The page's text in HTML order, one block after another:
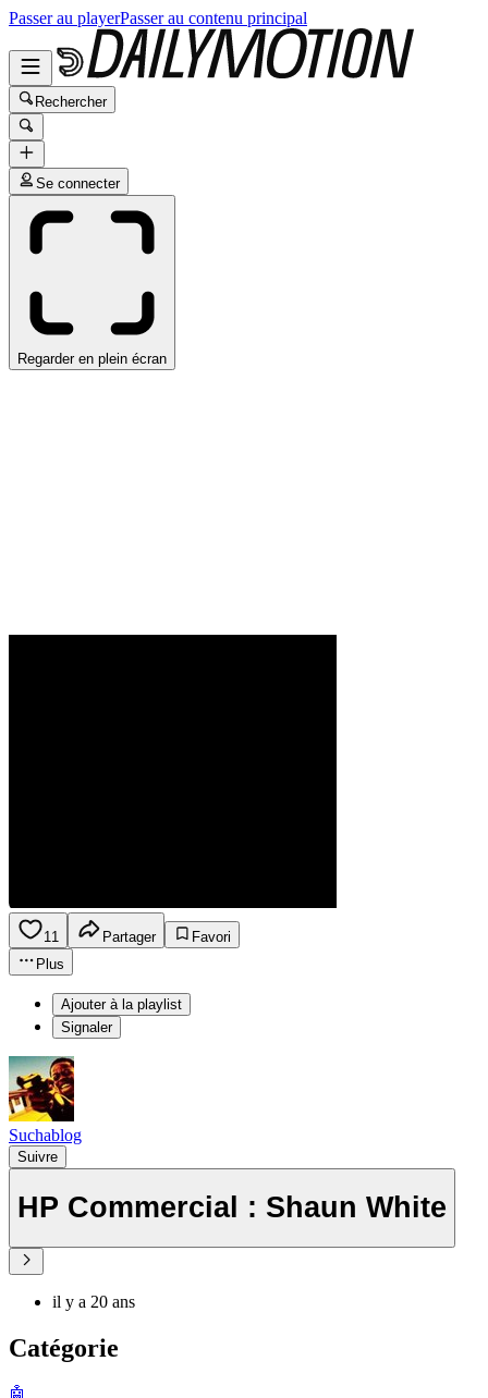
Passer au playerPasser au contenu principal
Rechercher
Se connecter
Regarder en plein écran
11 Partager
Favori
Plus
Ajouter à la playlist
Signaler
Suchablog
Suivre
HP Commercial : Shaun White
il y a 20 ans
Catégorie
🤖